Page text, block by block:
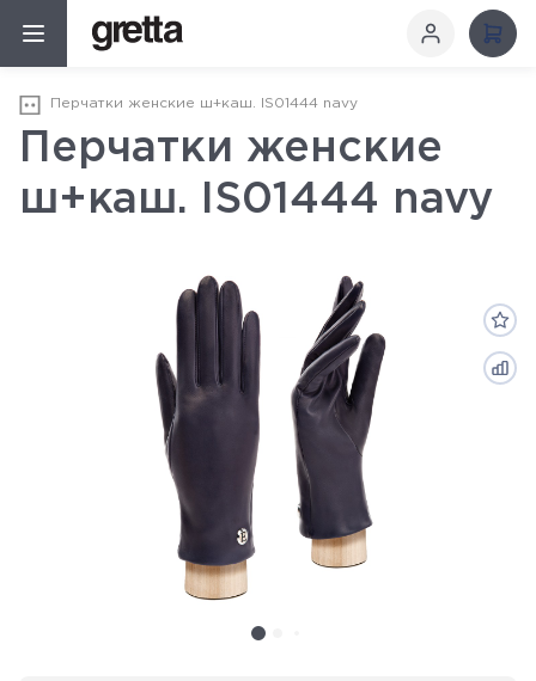
Перчатки женские ш+каш. IS01444 navy
Перчатки женские
ш+каш. IS01444 navy